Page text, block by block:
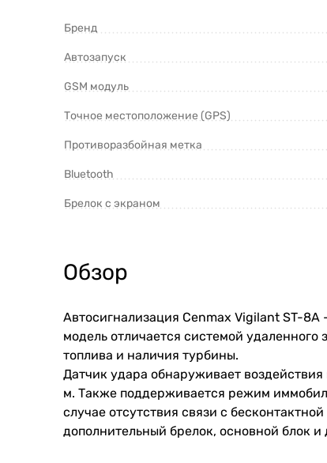
Бренд
Автозапуск
GSM модуль
Точное местоположение (GPS)
Противоразбойная метка
Bluetooth
Брелок с экраном
Обзор
Автосигнализация Cenmax Vigilant ST-
модель отличается системой
топлива и наличия турбины.
Датчик удара обнаруживает
м. Также поддерживается режим
случае отсутствия связи с
дополнительный брелок, основной блок и